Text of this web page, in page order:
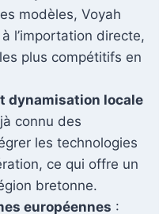
modèles, Voyah
l’importation directe,
plus compétitifs en
dynamisation locale
connu des
les technologies
ce qui offre un
bretonne.
européennes :